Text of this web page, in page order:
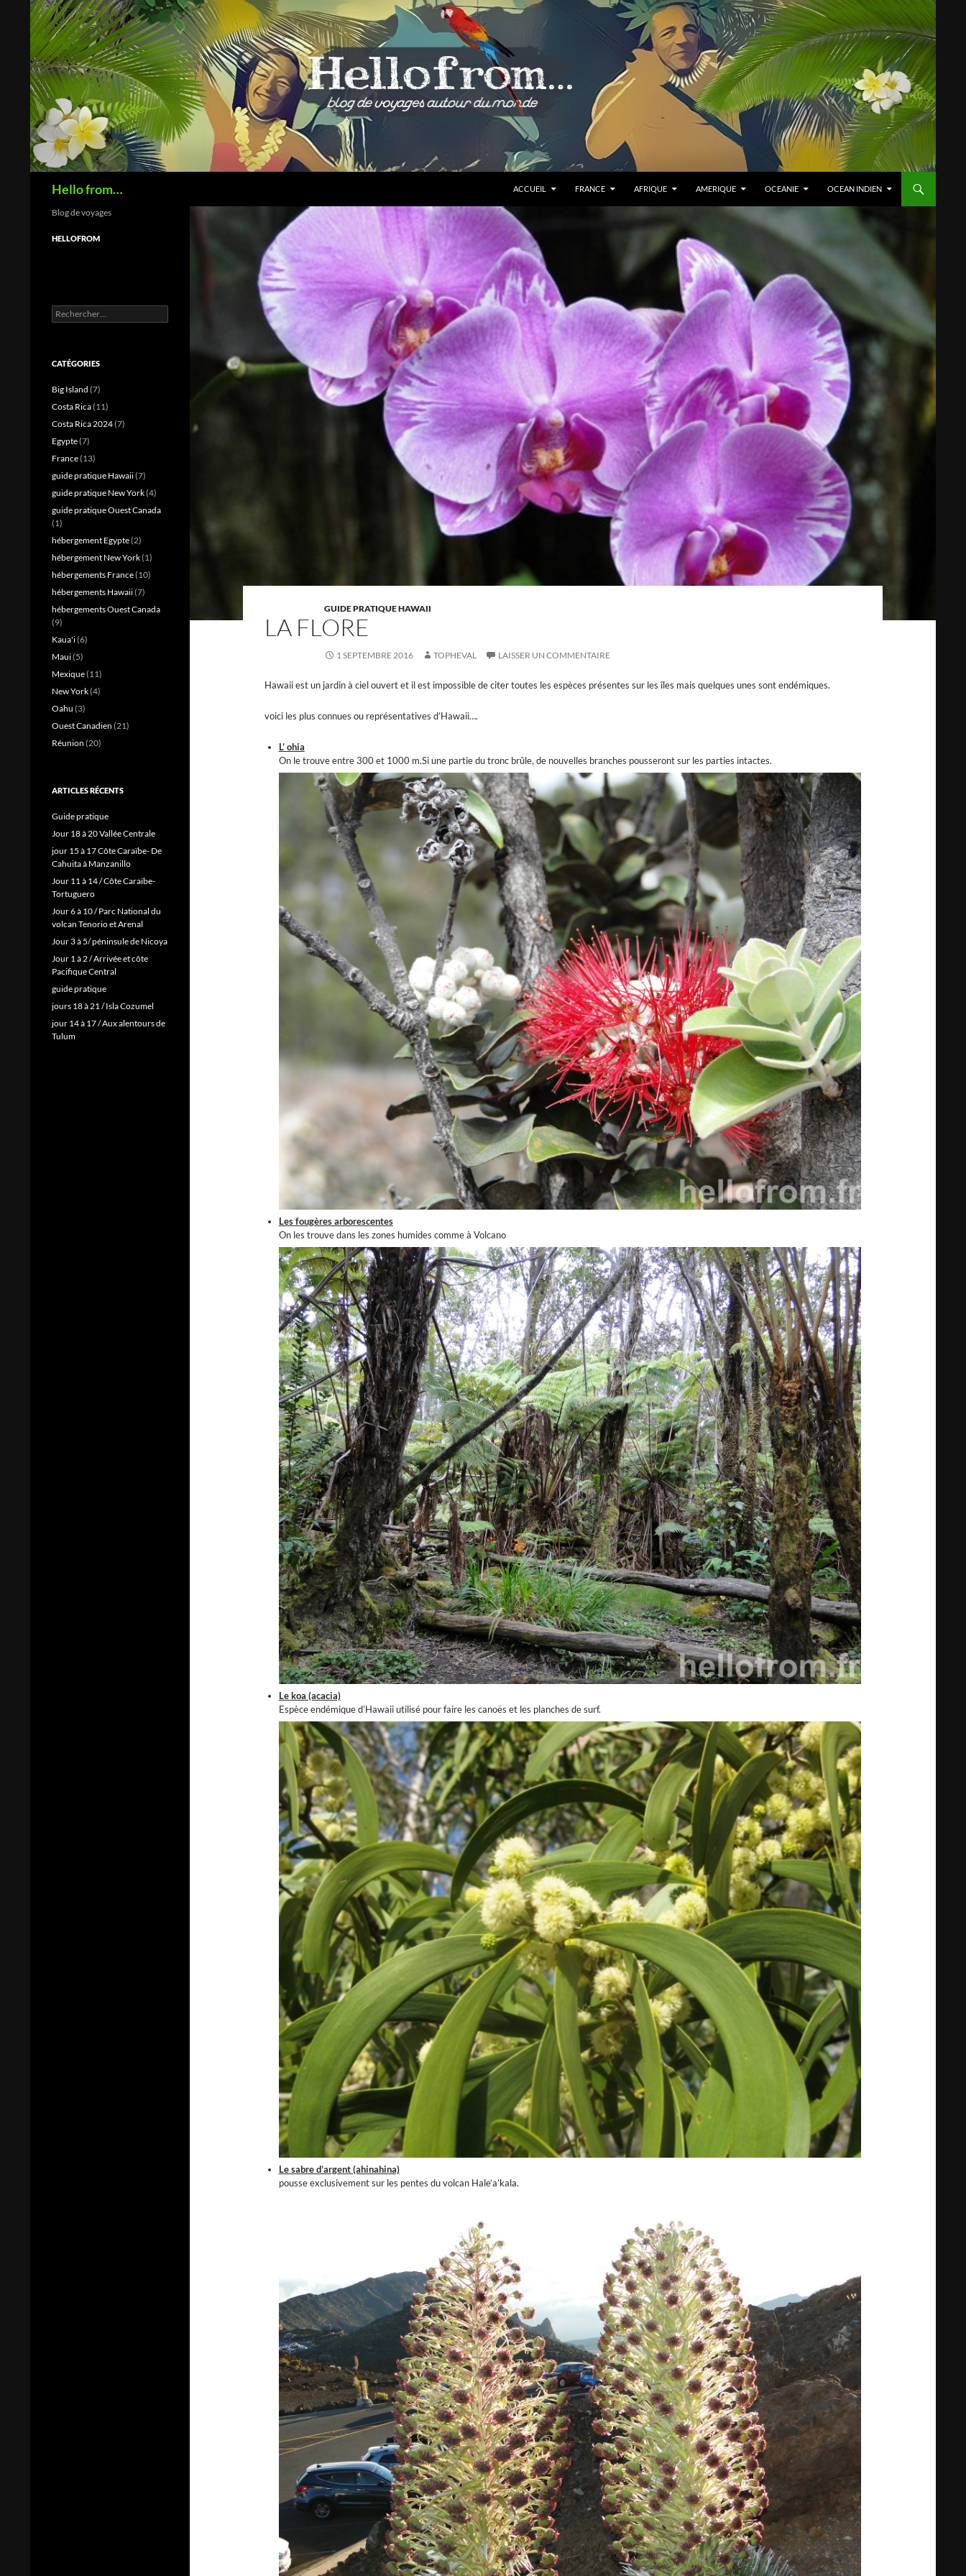
Hello from…
ACCUEIL
FRANCE AFRIQUE AMERIQUE OCEANIE OCEAN INDIEN
GUIDE PRATIQUE HAWAII
LA FLORE
1 SEPTEMBRE 2016 TOPHEVAL LAISSER UN COMMENTAIRE
Hawaii est un jardin à ciel ouvert et il est impossible de citer toutes les espèces présentes sur les îles mais quelques unes sont endémiques.
voici les plus connues ou représentatives d’Hawaii….
L’ ohia
On le trouve entre 300 et 1000 m.Si une partie du tronc brûle, de nouvelles branches pousseront sur les parties intactes.
Les fougères arborescentes
On les trouve dans les zones humides comme à Volcano
Le koa (acacia)
Espèce endémique d’Hawaii utilisé pour faire les canoës et les planches de surf.
Le sabre d’argent (ahinahina)
pousse exclusivement sur les pentes du volcan Hale’a’kala.
Blog de voyages
HELLOFROM
Rechercher :
CATÉGORIES
Big Island (7)
Costa Rica(11)
Costa Rica 2024(7)
Egypte(7)
France(13)
guide pratique Hawaii(7)
guide pratique New York(4)
guide pratique Ouest Canada
(1)
hébergement Egypte(2)
hébergement New York(1)
hébergements France(10)
hébergements Hawaii(7)
hébergements Ouest Canada
(9)
Kaua'i(6)
Maui(5)
Mexique(11)
New York(4)
Oahu (3)
Ouest Canadien (21)
Réunion (20)
ARTICLES RÉCENTS
Guide pratique
Jour 18 à 20 Vallée Centrale
jour 15 à 17 Côte Caraïbe- De
Cahuita à Manzanillo
Jour 11 à 14 / Côte Caraïbe-
Tortuguero
Jour 6 à 10 / Parc National du
volcan Tenorio et Arenal
Jour 3 à 5/ péninsule de Nicoya
Jour 1 à 2 / Arrivée et côte
Pacifique Central
guide pratique
jours 18 à 21 / Isla Cozumel
jour 14 à 17 / Aux alentours de
Tulum